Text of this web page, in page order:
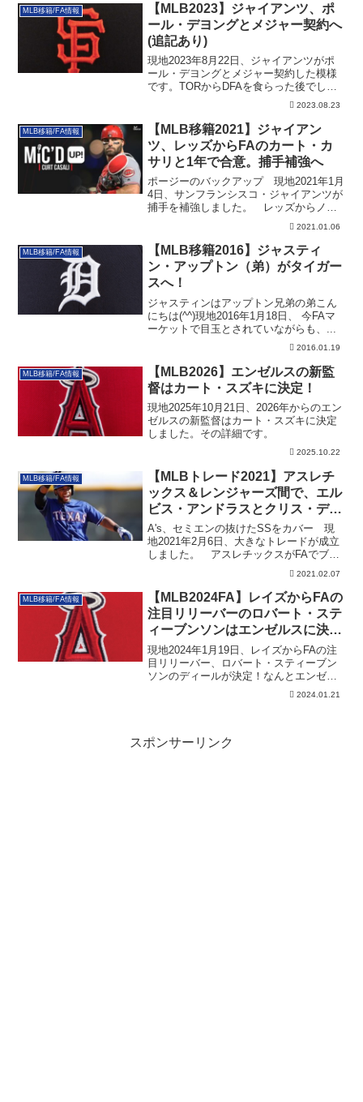
MLB移籍/FA情報
【MLB2023】ジャイアンツ、ポ
ール・デヨングとメジャー契約へ
(追記あり)
現地2023年8月22日、ジャイアンツがポ
ール・デヨングとメジャー契約した模様
です。TORからDFAを食らった後でし
2023.08.23
MLB移籍/FA情報
【MLB移籍2021】ジャイアン
ツ、レッズからFAのカート・カ
サリと1年で合意。捕手補強へ
ポージーのバックアップ 現地2021年1月
4日、サンフランシスコ・ジャイアンツが
捕手を補強しました。 レッズからノン
2021.01.06
MLB移籍/FA情報
【MLB移籍2016】ジャスティ
ン・アップトン（弟）がタイガー
スへ！
ジャスティンはアップトン兄弟の弟こん
にちは(^^)現地2016年1月18日、 今FAマ
ーケットで目玉とされていながらも、...
2016.01.19
MLB移籍/FA情報
【MLB2026】エンゼルスの新監
督はカート・スズキに決定！
現地2025年10月21日、2026年からのエン
ゼルスの新監督はカート・スズキに決定
しました。その詳細です。
2025.10.22
MLB移籍/FA情報
【MLBトレード2021】アスレチ
ックス＆レンジャーズ間で、エル
ビス・アンドラスとクリス・デー
ビスがスワップ！
A's、セミエンの抜けたSSをカバー 現
地2021年2月6日、大きなトレードが成立
しました。 アスレチックスがFAでブ
2021.02.07
MLB移籍/FA情報
【MLB2024FA】レイズからFAの
注目リリーバーのロバート・ステ
ィーブンソンはエンゼルスに決
定！
現地2024年1月19日、レイズからFAの注
目リリーバー、ロバート・スティーブン
ソンのディールが決定！なんとエンゼル
2024.01.21
スポンサーリンク